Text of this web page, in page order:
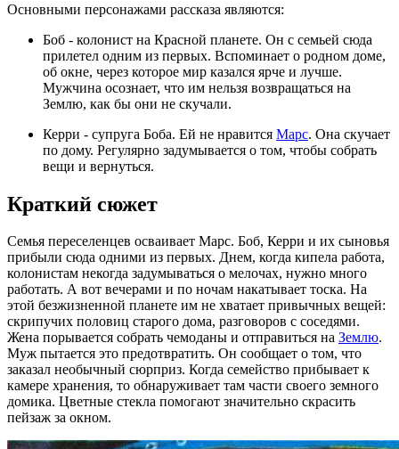
Основными персонажами рассказа являются:
Боб - колонист на Красной планете. Он с семьей сюда
прилетел одним из первых. Вспоминает о родном доме,
об окне, через которое мир казался ярче и лучше.
Мужчина осознает, что им нельзя возвращаться на
Землю, как бы они не скучали.
Керри - супруга Боба. Ей не нравится Марс. Она скучает
по дому. Регулярно задумывается о том, чтобы собрать
вещи и вернуться.
Краткий сюжет
Семья переселенцев осваивает Марс. Боб, Керри и их сыновья
прибыли сюда одними из первых. Днем, когда кипела работа,
колонистам некогда задумываться о мелочах, нужно много
работать. А вот вечерами и по ночам накатывает тоска. На
этой безжизненной планете им не хватает привычных вещей:
скрипучих половиц старого дома, разговоров с соседями.
Жена порывается собрать чемоданы и отправиться на Землю.
Муж пытается это предотвратить. Он сообщает о том, что
заказал необычный сюрприз. Когда семейство прибывает к
камере хранения, то обнаруживает там части своего земного
домика. Цветные стекла помогают значительно скрасить
пейзаж за окном.